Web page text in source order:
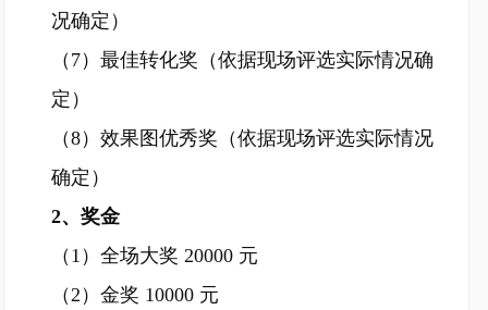
况确定）
（7）最佳转化奖（依据现场评选实际情况确
定）
（8）效果图优秀奖（依据现场评选实际情况
确定）
2、奖金
（1）全场大奖 20000 元
（2）金奖 10000 元